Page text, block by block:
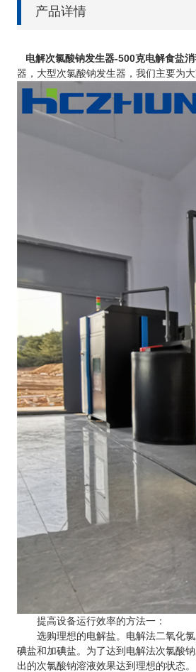
产品详情
电解次氯酸钠发生器-500克电解食盐
器，大型次氯酸钠发生器，我们主要为
提高设备运行效率的方法一：
选购理想的电解盐。电解法二氧化氯
碘盐和加碘盐。为了达到电解法次氯酸
出的次氯酸钠溶液效果达到理想的状态。